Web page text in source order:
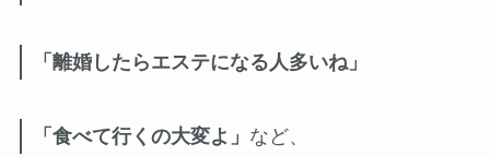
「離婚したらエステになる人多いね」
「食べて行くの大変よ」 など、